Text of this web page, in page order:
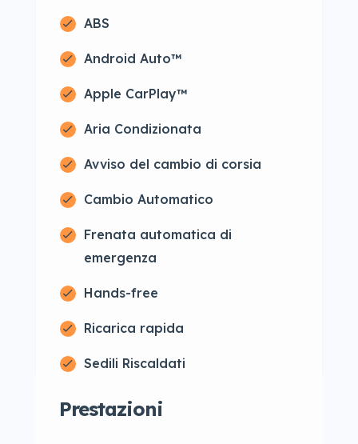
ABS
Android Auto™
Apple CarPlay™
Aria Condizionata
Avviso del cambio di corsia
Cambio Automatico
Frenata automatica di
emergenza
Hands-free
Ricarica rapida
Sedili Riscaldati
Prestazioni